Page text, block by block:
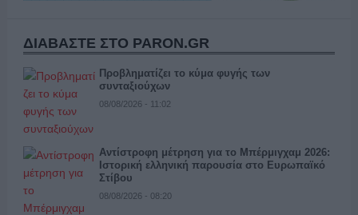
ΔΙΑΒΑΣΤΕ ΣΤΟ PARON.GR
Προβληματίζει το κύμα φυγής των
συνταξιούχων
08/08/2026 - 11:02
Αντίστροφη μέτρηση για το Μπέρμιγχαμ 2026:
Ιστορική ελληνική παρουσία στο Ευρωπαϊκό
Στίβου
08/08/2026 - 08:20